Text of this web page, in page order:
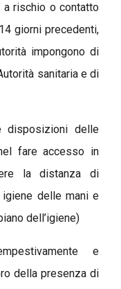
a rischio o contatto
giorni precedenti,
impongono di
sanitaria e di
disposizioni delle
fare accesso in
la distanza di
delle mani e
dell’igiene)
e
della presenza di